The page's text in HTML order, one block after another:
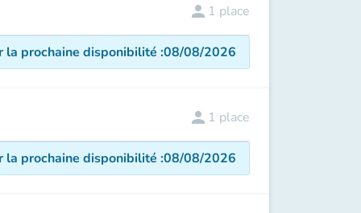
person 1 place
la prochaine disponibilité :08/08/2026
person 1 place
la prochaine disponibilité :08/08/2026